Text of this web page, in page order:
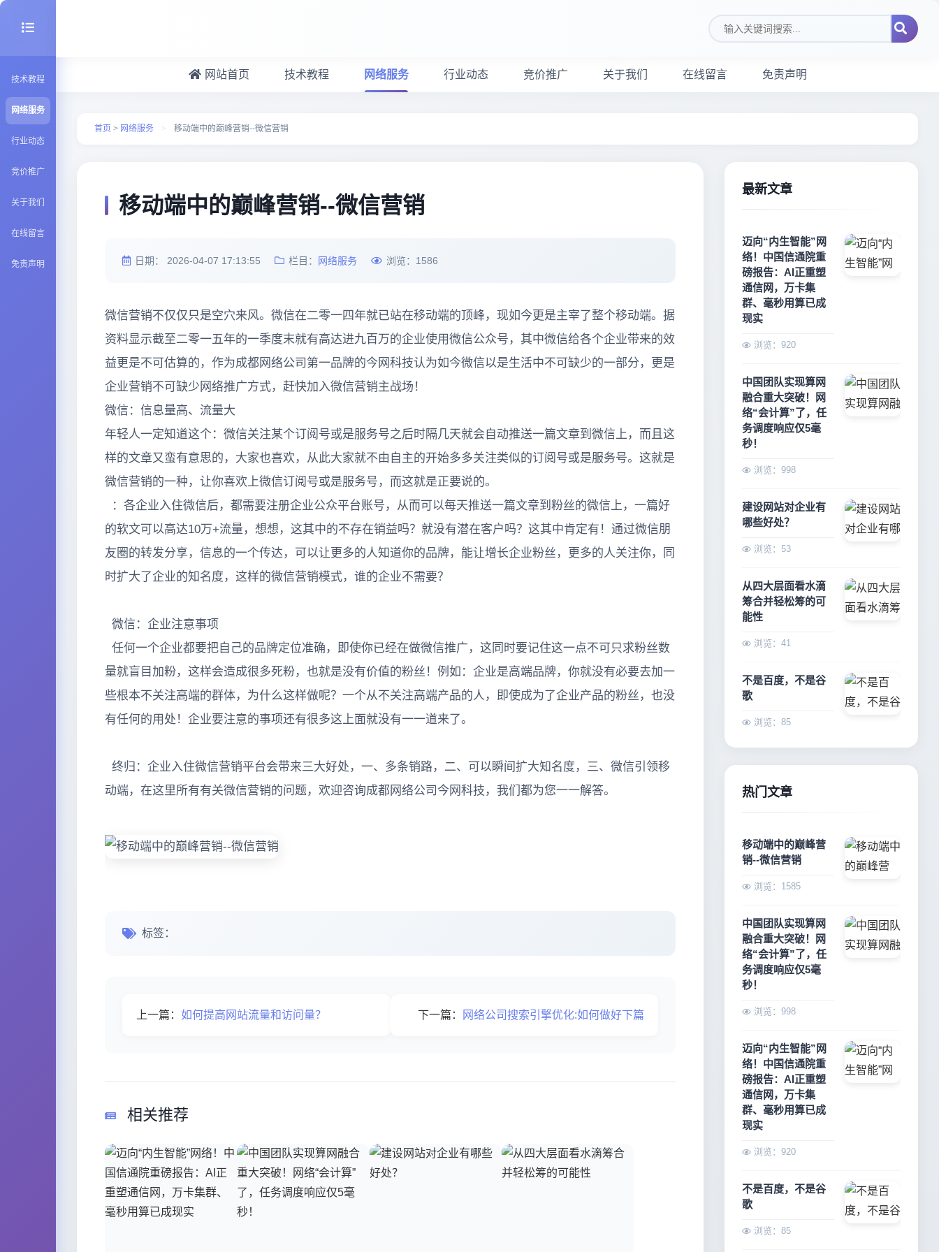
技术教程
seo优化
网络服务
行业动态
竞价推广
关于我们
在线留言
免责声明
搜索关键词
网站首页 技术教程 网络服务 行业动态 竞价推广 关于我们 在线留言 免责声明
首页 > 网络服务 > 移动端中的巅峰营销--微信营销
移动端中的巅峰营销--微信营销
日期： 2026-04-07 17:13:55 栏目： 网络服务 浏览： 1586
微信营销不仅仅只是空穴来风。微信在二零一四年就已站在移动端的顶峰，现如今更是主宰了整个移动端。据
资料显示截至二零一五年的一季度末就有高达进九百万的企业使用微信公众号，其中微信给各个企业带来的效
益更是不可估算的，作为成都网络公司第一品牌的今网科技认为如今微信以是生活中不可缺少的一部分，更是
企业营销不可缺少网络推广方式，赶快加入微信营销主战场！
微信：信息量高、流量大
年轻人一定知道这个：微信关注某个订阅号或是服务号之后时隔几天就会自动推送一篇文章到微信上，而且这
样的文章又蛮有意思的，大家也喜欢，从此大家就不由自主的开始多多关注类似的订阅号或是服务号。这就是
微信营销的一种，让你喜欢上微信订阅号或是服务号，而这就是正要说的。
：各企业入住微信后，都需要注册企业公众平台账号，从而可以每天推送一篇文章到粉丝的微信上，一篇好
的软文可以高达10万+流量，想想，这其中的不存在销益吗？就没有潜在客户吗？这其中肯定有！通过微信朋
友圈的转发分享，信息的一个传达，可以让更多的人知道你的品牌，能让增长企业粉丝，更多的人关注你，同
时扩大了企业的知名度，这样的微信营销模式，谁的企业不需要？
微信：企业注意事项
任何一个企业都要把自己的品牌定位准确，即使你已经在做微信推广，这同时要记住这一点不可只求粉丝数
量就盲目加粉，这样会造成很多死粉，也就是没有价值的粉丝！例如：企业是高端品牌，你就没有必要去加一
些根本不关注高端的群体，为什么这样做呢？一个从不关注高端产品的人，即使成为了企业产品的粉丝，也没
有任何的用处！企业要注意的事项还有很多这上面就没有一一道来了。
终归：企业入住微信营销平台会带来三大好处，一、多条销路，二、可以瞬间扩大知名度，三、微信引领移
动端，在这里所有有关微信营销的问题，欢迎咨询成都网络公司今网科技，我们都为您一一解答。
标签：
上一篇： 如何提高网站流量和访问量？ 下一篇： 网络公司搜索引擎优化:如何做好下篇
相关推荐
最新文章
迈向“内生智能”网
络！中国信通院重
磅报告：AI正重塑
通信网，万卡集
群、毫秒用算已成
现实
浏览：920
中国团队实现算网
融合重大突破！网
络“会计算”了，任
务调度响应仅5毫
秒！
浏览：998
建设网站对企业有
哪些好处？
浏览：53
从四大层面看水滴
筹合并轻松筹的可
能性
浏览：41
不是百度，不是谷
歌
浏览：85
热门文章
移动端中的巅峰营
销--微信营销
浏览：1585
中国团队实现算网
融合重大突破！网
络“会计算”了，任
务调度响应仅5毫
秒！
浏览：998
迈向“内生智能”网
络！中国信通院重
磅报告：AI正重塑
通信网，万卡集
群、毫秒用算已成
现实
浏览：920
不是百度，不是谷
歌
浏览：85